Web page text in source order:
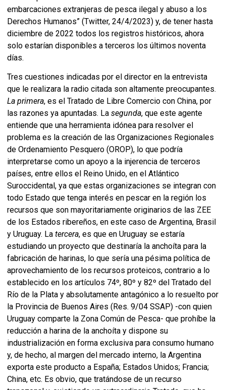
embarcaciones extranjeras de pesca ilegal y abuso a los
Derechos Humanos” (Twitter, 24/4/2023) y, de tener hasta
diciembre de 2022 todos los registros históricos, ahora
solo estarían disponibles a terceros los últimos noventa
días.
Tres cuestiones indicadas por el director en la entrevista
que le realizara la radio citada son altamente preocupantes.
La primera, es el Tratado de Libre Comercio con China, por
las razones ya apuntadas. La segunda, que este agente
entiende que una herramienta idónea para resolver el
problema es la creación de las Organizaciones Regionales
de Ordenamiento Pesquero (OROP), lo que podría
interpretarse como un apoyo a la injerencia de terceros
países, entre ellos el Reino Unido, en el Atlántico
Suroccidental, ya que estas organizaciones se integran con
todo Estado que tenga interés en pescar en la región los
recursos que son mayoritariamente originarios de las ZEE
de los Estados ribereños, en este caso de Argentina, Brasil
y Uruguay. La tercera, es que en Uruguay se estaría
estudiando un proyecto que destinaría la anchoíta para la
fabricación de harinas, lo que sería una pésima política de
aprovechamiento de los recursos proteicos, contrario a lo
establecido en los artículos 74º, 80º y 82º del Tratado del
Río de la Plata y absolutamente antagónico a lo resuelto por
la Provincia de Buenos Aires (Res. 9/04 SSAP) -con quien
Uruguay comparte la Zona Común de Pesca- que prohíbe la
reducción a harina de la anchoíta y dispone su
industrialización en forma exclusiva para consumo humano
y, de hecho, al margen del mercado interno, la Argentina
exporta este producto a España; Estados Unidos; Francia;
China, etc. Es obvio, que tratándose de un recurso